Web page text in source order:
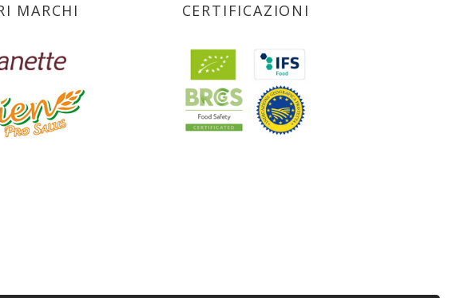
MARCHI CERTIFICAZIONI